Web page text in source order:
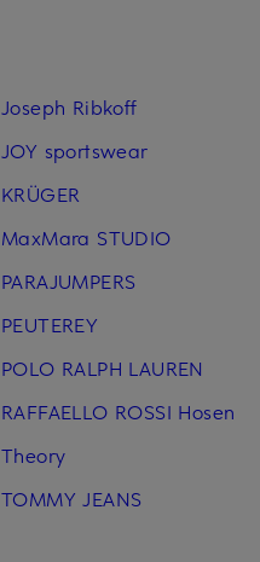
Joseph Ribkoff
JOY sportswear
KRÜGER
MaxMara STUDIO
PARAJUMPERS
PEUTEREY
POLO RALPH LAUREN
RAFFAELLO ROSSI Hosen
Theory
TOMMY JEANS